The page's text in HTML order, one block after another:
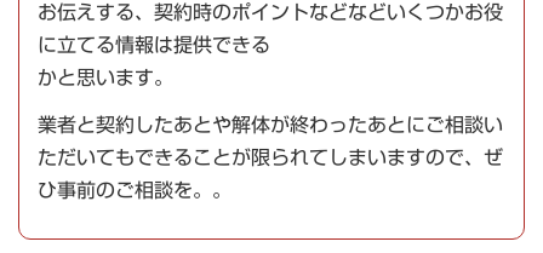
お伝えする、契約時のポイントなどなどいくつかお役
に立てる情報は提供できる
かと思います。
業者と契約したあとや解体が終わったあとにご相談い
ただいてもできることが限られてしまいますので、ぜ
ひ事前のご相談を。。